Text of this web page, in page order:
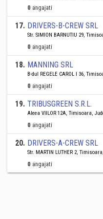
0 angajati
17. DRIVERS-B-CREW SRL
Str. SIMION BARNUTIU 29,
0 angajati
18. MANNING SRL
B-dul REGELE CAROL I 36,
0 angajati
19. TRIBUSGREEN S.R.L.
Aleea VIILOR 12A, Timisoara,
0 angajati
20. DRIVERS-A-CREW SRL
Str. MARTIN LUTHER 2,
0 angajati